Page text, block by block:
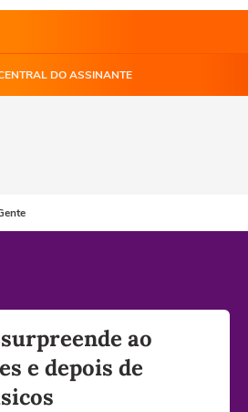
DO ASSINANTE
ao
e depois de